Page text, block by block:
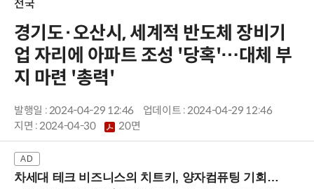
전국
경기도·오산시, 세계적 반도체 장비기
업 자리에 아파트 조성 '당혹'…대체 부
지 마련 '총력'
발행일 : 2024-04-29 12:46
업데이트 : 2024-04-29 12:46
지면 :2024-04-30 20면
차세대 테크 비즈니스의 치트키, 양자컴퓨팅 기회를 선점하라! (8/28 강남역)